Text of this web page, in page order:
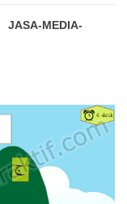
JASA-MEDIA-